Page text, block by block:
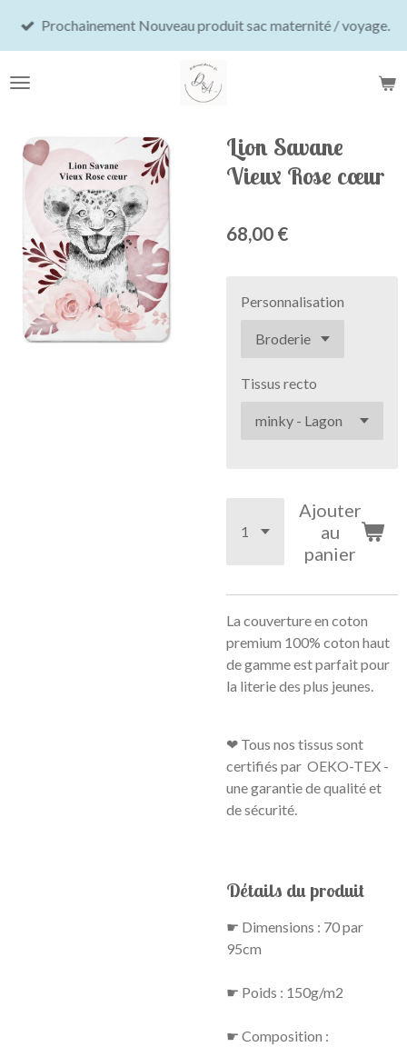
Passer
principal
Prochainement Nouveau produit sac maternité / voyage.
Lion Savane
Vieux Rose cœur
68,00 €
Personnalisation
Tissus recto
Ajouter
au
panier
La couverture en coton
premium 100% coton haut
de gamme est parfait pour
la literie des plus jeunes.
❤ Tous nos tissus sont
certifiés par OEKO-TEX -
une garantie de qualité et
de sécurité.
Détails du produit
☛ Dimensions : 70 par
95cm
☛ Poids : 150g/m2
☛ Composition :